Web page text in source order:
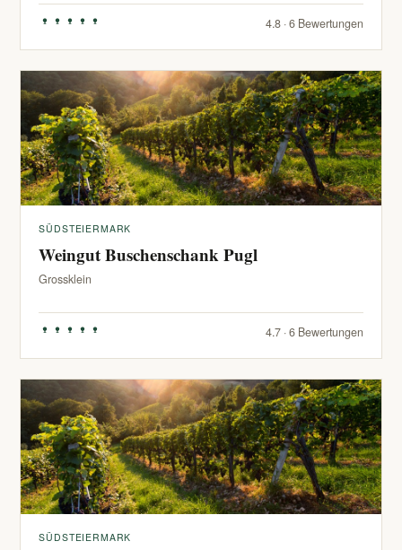
4.8 · 6 Bewertungen
SÜDSTEIERMARK
Weingut Buschenschank Pugl
Grossklein
4.7 · 6 Bewertungen
SÜDSTEIERMARK